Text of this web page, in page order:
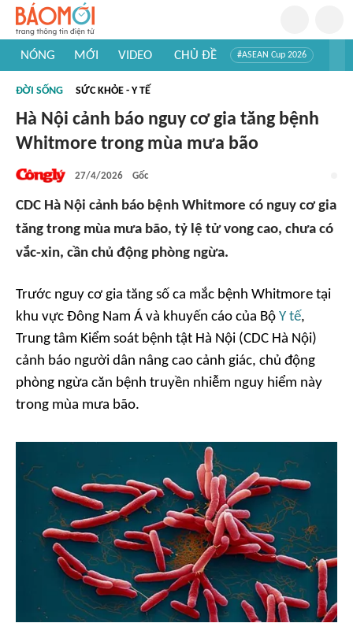
NÓNG MỚI VIDEO CHỦ ĐỀ #ASEAN Cup 2026
#Khám phá thế giới
ĐỜI SỐNG SỨC KHỎE - Y TẾ
Hà Nội cảnh báo nguy cơ gia tăng bệnh
Whitmore trong mùa mưa bão
27/4/2026 Gốc
CDC Hà Nội cảnh báo bệnh Whitmore có nguy cơ gia
tăng trong mùa mưa bão, tỷ lệ tử vong cao, chưa có
vắc-xin, cần chủ động phòng ngừa.
Trước nguy cơ gia tăng số ca mắc bệnh Whitmore tại
khu vực Đông Nam Á và khuyến cáo của Bộ Y tế,
Trung tâm Kiểm soát bệnh tật Hà Nội (CDC Hà Nội)
cảnh báo người dân nâng cao cảnh giác, chủ động
phòng ngừa căn bệnh truyền nhiễm nguy hiểm này
trong mùa mưa bão.